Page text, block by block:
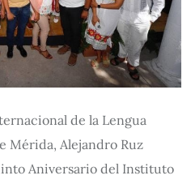
de la Lengua
Mérida, Alejandro Ruz
Aniversario del Instituto